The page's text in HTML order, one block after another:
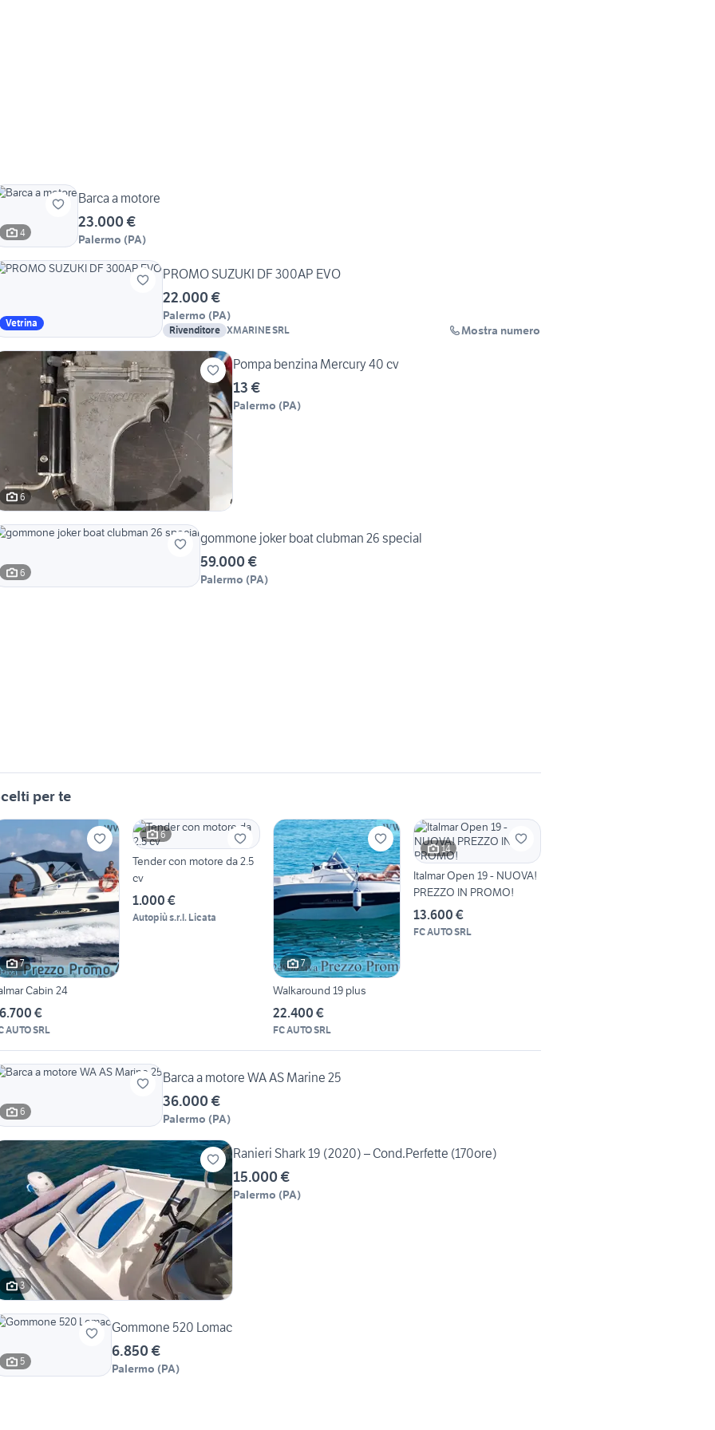
4
Barca a motore
23.000 €
Palermo (PA)
Vetrina
PROMO SUZUKI DF 300AP EVO
22.000 €
Palermo (PA)
Rivenditore XMARINE SRL Mostra numero
6
Pompa benzina Mercury 40 cv
13 €
Palermo (PA)
6
gommone joker boat clubman 26 special
59.000 €
Palermo (PA)
per te
7
Cabin 24
€
AUTO SRL
6
Tender con motore da 2.5
cv
1.000 €
Autopiù s.r.l. Licata
7
Walkaround 19 plus
22.400 €
FC AUTO SRL
14
Italmar Open 19 - NUOVA!
PREZZO IN PROMO!
13.600 €
FC AUTO SRL
6
Barca a motore WA AS Marine 25
36.000 €
Palermo (PA)
3
Ranieri Shark 19 (2020) – Cond.Perfette (170ore)
15.000 €
Palermo (PA)
5
Gommone 520 Lomac
6.850 €
Palermo (PA)